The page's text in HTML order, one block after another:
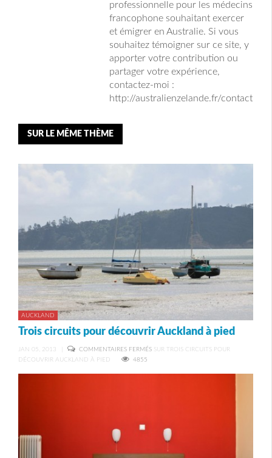
professionnelle pour les médecins
francophone souhaitant exercer
et émigrer en Australie. Si vous
souhaitez témoigner sur ce site, y
apporter votre contribution ou
partager votre expérience,
contactez-moi :
http://australienzelande.fr/contact
SUR LE MÊME THÈME
AUCKLAND
Trois circuits pour découvrir Auckland à pied
JAN 05, 2013 COMMENTAIRES FERMÉS SUR TROIS CIRCUITS POUR
DÉCOUVRIR AUCKLAND À PIED
4855